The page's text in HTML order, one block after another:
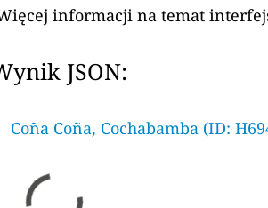
informacji na temat
JSON:
Coña Coña, Cochabamba (ID: